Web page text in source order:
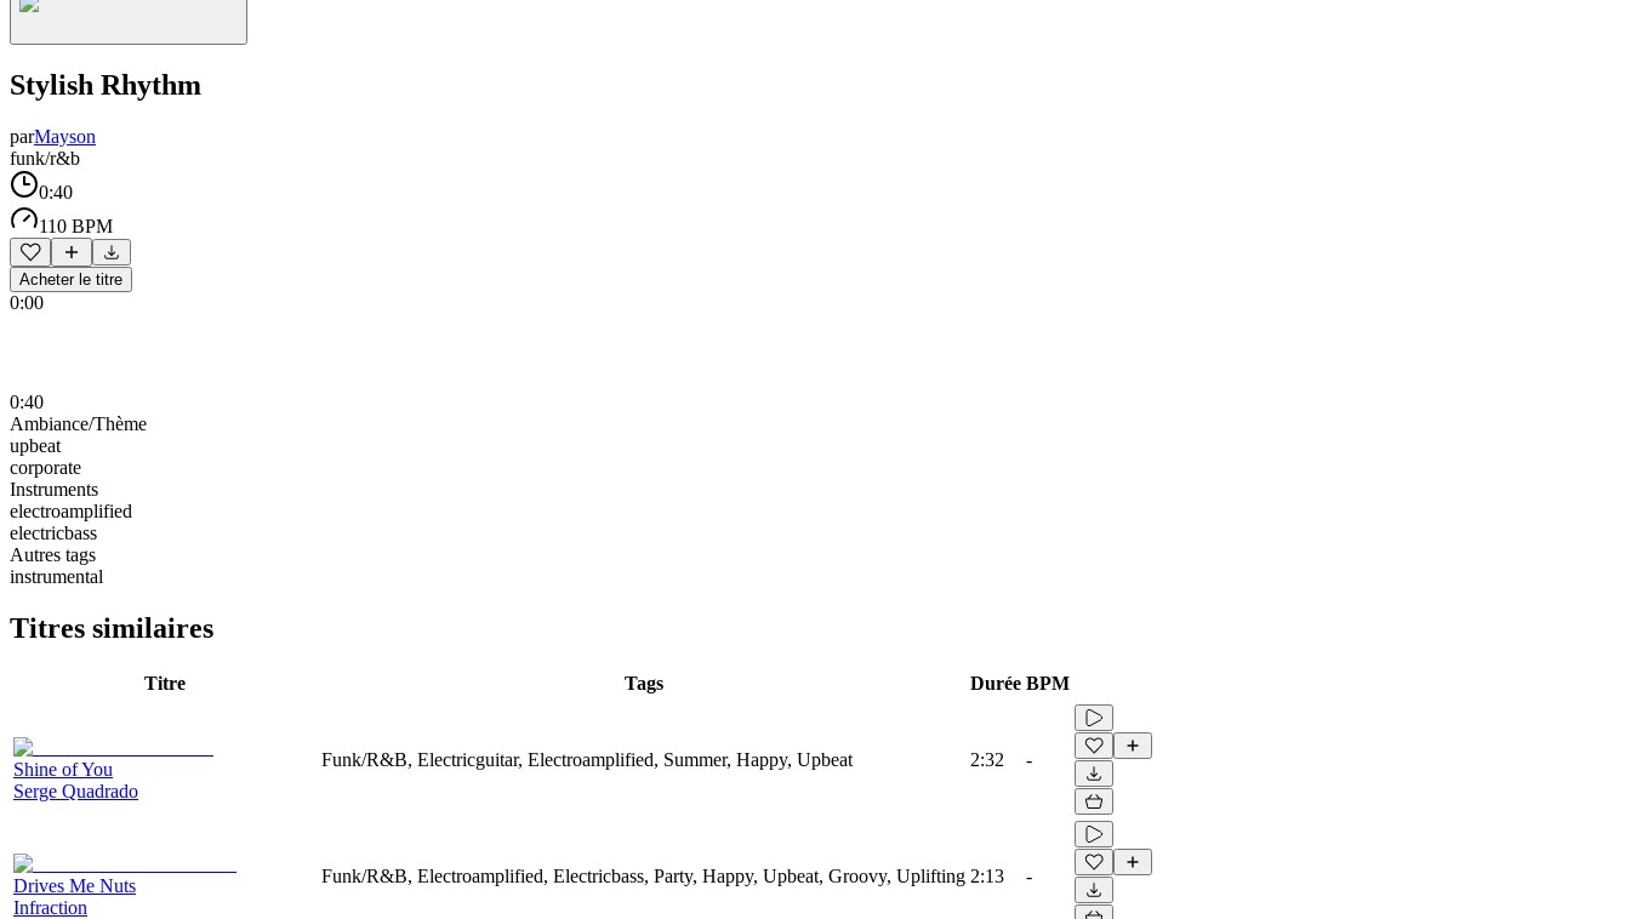
Stylish Rhythm
parMayson
funk/r&b
0:40
110 BPM
Acheter le titre
0:00
0:40
Ambiance/Thème
upbeat
corporate
Instruments
electroamplified
electricbass
Autres tags
instrumental
Titres similaires
Titre Tags Durée BPM
Shine of You
Serge Quadrado
Funk/R&B, Electricguitar, Electroamplified, Summer, Happy, Upbeat 2:32 -
Drives Me Nuts
Infraction
Funk/R&B, Electroamplified, Electricbass, Party, Happy, Upbeat, Groovy, Uplifting 2:13 -